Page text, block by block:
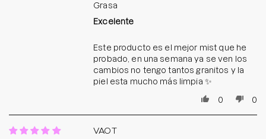
Grasa
Excelente
Este producto es el mejor mist que he
probado, en una semana ya se ven los
cambios no tengo tantos granitos y la
piel esta mucho más limpia ✨
0
0
VAOT